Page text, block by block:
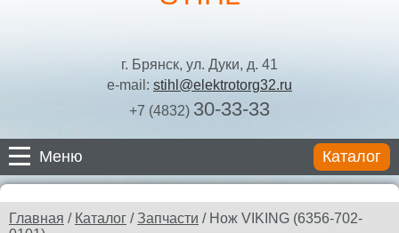
г. Брянск, ул. Дуки, д. 41
e-mail: stihl@elektrotorg32.ru
+7 (4832) 30-33-33
Меню Каталог
Каталог
Главная / Каталог / Запчасти / Нож VIKING (6356-702-